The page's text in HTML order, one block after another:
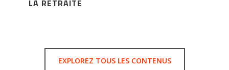
LA RETRAITE
EXPLOREZ TOUS LES CONTENUS